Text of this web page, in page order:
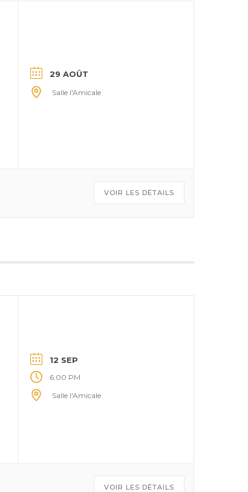
29 AOÛT
Salle l'Amicale
VOIR LES DÉTAILS
12 SEP
6:00 PM
Salle l'Amicale
VOIR LES DÉTAILS